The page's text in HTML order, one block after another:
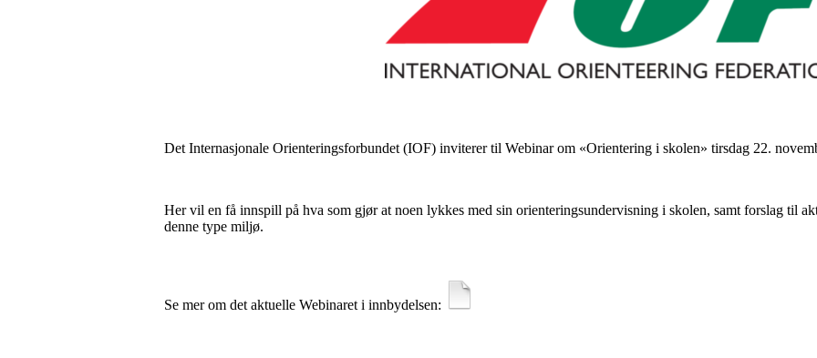
Det Internasjonale Orienteringsforbundet (IOF) inviterer til Webinar om «Orientering i skolen» tirsdag 22.
Her vil en få innspill på hva som gjør at noen lykkes med sin orienteringsundervisning i skolen, samt forslag til
denne type miljø.
Se mer om det aktuelle Webinaret i innbydelsen: